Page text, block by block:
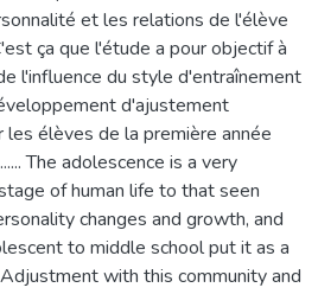
et les relations de l'élève
ça que l'étude a pour objectif à
l'influence du style d'entraînement
d'ajustement
élèves de la première année
The adolescence is a very
of human life to that seen
changes and growth, and
to middle school put it as a
with this community and